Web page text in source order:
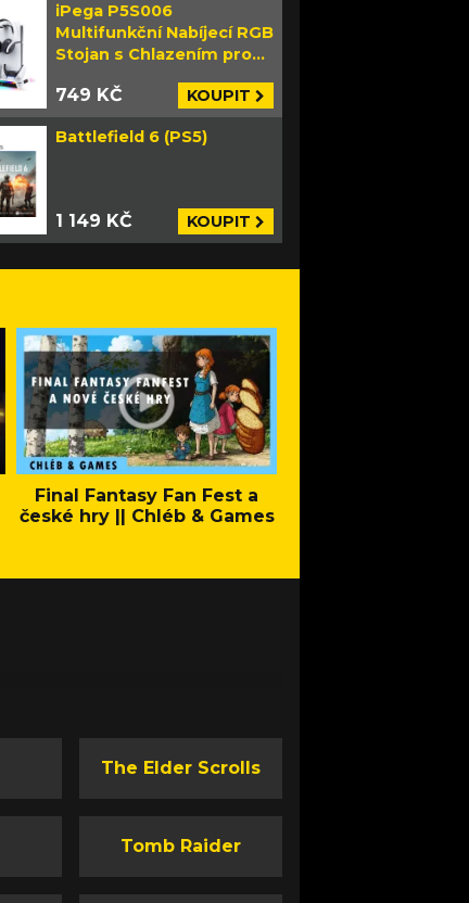
iPega P5S006
Multifunkční Nabíjecí RGB
Stojan s Chlazením pro
749 KČ KOUPIT
Battlefield 6 (PS5)
1 149 KČ KOUPIT
Final Fantasy Fan Fest a
české hry || Chléb & Games
The Elder Scrolls
Tomb Raider